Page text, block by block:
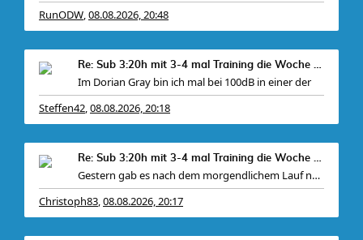
RunODW,08.08.2026, 20:48
Re: Sub 3:20h mit 3-4 mal Training die Woche machb
Im Dorian Gray bin ich mal bei 100dB in einer der
Steffen42,08.08.2026, 20:18
Re: Sub 3:20h mit 3-4 mal Training die Woche machb
Gestern gab es nach dem morgendlichem Lauf noch
Christoph83,08.08.2026, 20:17